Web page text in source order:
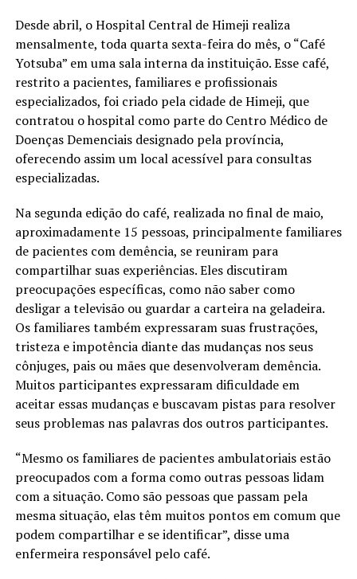
Desde abril, o Hospital Central de Himeji realiza
mensalmente, toda quarta sexta-feira do mês, o “Café
Yotsuba” em uma sala interna da instituição. Esse café,
restrito a pacientes, familiares e profissionais
especializados, foi criado pela cidade de Himeji, que
contratou o hospital como parte do Centro Médico de
Doenças Demenciais designado pela província,
oferecendo assim um local acessível para consultas
especializadas.
Na segunda edição do café, realizada no final de maio,
aproximadamente 15 pessoas, principalmente familiares
de pacientes com demência, se reuniram para
compartilhar suas experiências. Eles discutiram
preocupações específicas, como não saber como
desligar a televisão ou guardar a carteira na geladeira.
Os familiares também expressaram suas frustrações,
tristeza e impotência diante das mudanças nos seus
cônjuges, pais ou mães que desenvolveram demência.
Muitos participantes expressaram dificuldade em
aceitar essas mudanças e buscavam pistas para resolver
seus problemas nas palavras dos outros participantes.
“Mesmo os familiares de pacientes ambulatoriais estão
preocupados com a forma como outras pessoas lidam
com a situação. Como são pessoas que passam pela
mesma situação, elas têm muitos pontos em comum que
podem compartilhar e se identificar”, disse uma
enfermeira responsável pelo café.